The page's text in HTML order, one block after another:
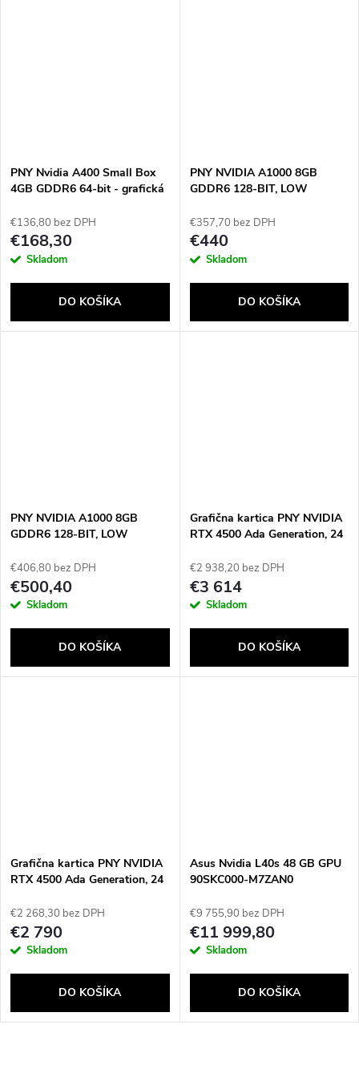
PNY Nvidia A400 Small Box
4GB GDDR6 64-bit - grafická
€136,80 bez DPH
€168,30
Skladom
DO KOŠÍKA
PNY NVIDIA A1000 8GB
GDDR6 128-BIT, LOW
SLOT, 4 X MINI DISPLAYPORT
1.4A, 50W, LP BRACKET,
SMALL BOX
€357,70 bez DPH
€440
Skladom
DO KOŠÍKA
PNY NVIDIA A1000 8GB
GDDR6 128-BIT, LOW
SLOT, 4 X MINI DISPLAYPORT
1.4A, 50W, LP BRACKET, 4 X
MDP TO DP ADAPTER,
RETIAL
€406,80 bez DPH
€500,40
Skladom
DO KOŠÍKA
Grafična kartica PNY NVIDIA
RTX 4500 Ada Generation, 24
4.0 x16 , Dual Slot, 4x DP 1.4a,
ATX - ATX bracket, 1x 16-pin
power supply cable, 1x
DisplayPort to HDMI 2.0,
retail
€2 938,20 bez DPH
€3 614
Skladom
DO KOŠÍKA
Grafična kartica PNY NVIDIA
RTX 4500 Ada Generation, 24
4.0 x16 , Dual Slot, 4x DP 1.4a,
ATX - ATX bracket, 1x 16-pin
power supply cable, small box
€2 268,30 bez DPH
€2 790
Skladom
DO KOŠÍKA
Asus Nvidia L40s 48 GB GPU
90SKC000-M7ZAN0
€9 755,90 bez DPH
€11 999,80
Skladom
DO KOŠÍKA